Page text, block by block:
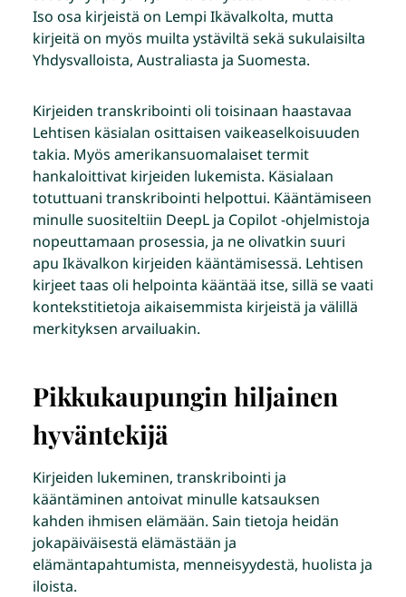
Iso osa kirjeistä on Lempi Ikävalkolta, mutta
kirjeitä on myös muilta ystäviltä sekä sukulaisilta
Yhdysvalloista, Australiasta ja Suomesta.
Kirjeiden transkribointi oli toisinaan haastavaa
Lehtisen käsialan osittaisen vaikeaselkoisuuden
takia. Myös amerikansuomalaiset termit
hankaloittivat kirjeiden lukemista. Käsialaan
totuttuani transkribointi helpottui. Kääntämiseen
minulle suositeltiin DeepL ja Copilot -ohjelmistoja
nopeuttamaan prosessia, ja ne olivatkin suuri
apu Ikävalkon kirjeiden kääntämisessä. Lehtisen
kirjeet taas oli helpointa kääntää itse, sillä se vaati
kontekstitietoja aikaisemmista kirjeistä ja välillä
merkityksen arvailuakin.
Pikkukaupungin hiljainen
hyväntekijä
Kirjeiden lukeminen, transkribointi ja
kääntäminen antoivat minulle katsauksen
kahden ihmisen elämään. Sain tietoja heidän
jokapäiväisestä elämästään ja
elämäntapahtumista, menneisyydestä, huolista ja
iloista.